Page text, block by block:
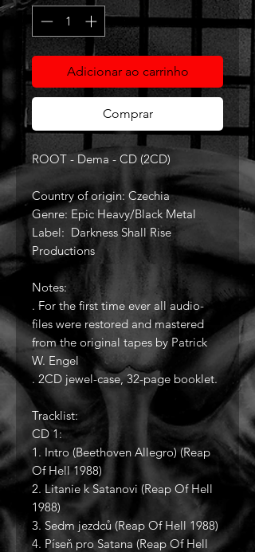
Adicionar ao carrinho
Comprar
ROOT - Dema - CD (2CD)
Country of origin: Czechia
Genre: Epic Heavy/Black Metal
Label: Darkness Shall Rise
Productions
Notes:
. For the first time ever all audio-
files were restored and mastered
from the original tapes by Patrick
W. Engel
. 2CD jewel-case, 32-page booklet.
Tracklist:
CD 1:
1. Intro (Beethoven Allegro) (Reap
Of Hell 1988)
2. Litanie k Satanovi (Reap Of Hell
1988)
3. Sedm jezdců (Reap Of Hell 1988)
4. Píseň pro Satana (Reap Of Hell